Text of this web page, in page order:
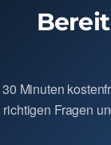
30 Minuten
richtigen Fragen